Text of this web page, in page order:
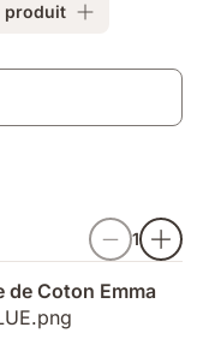
produit
1
de Coton Emma